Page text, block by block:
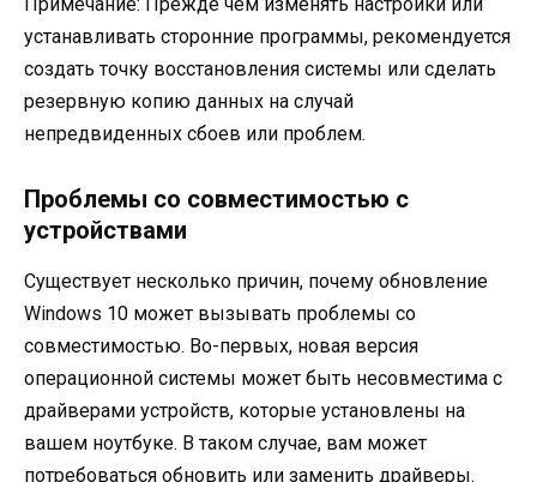
Примечание: Прежде чем изменять настройки или
устанавливать сторонние программы, рекомендуется
создать точку восстановления системы или сделать
резервную копию данных на случай
непредвиденных сбоев или проблем.
Проблемы со совместимостью с
устройствами
Существует несколько причин, почему обновление
Windows 10 может вызывать проблемы со
совместимостью. Во-первых, новая версия
операционной системы может быть несовместима с
драйверами устройств, которые установлены на
вашем ноутбуке. В таком случае, вам может
потребоваться обновить или заменить драйверы.